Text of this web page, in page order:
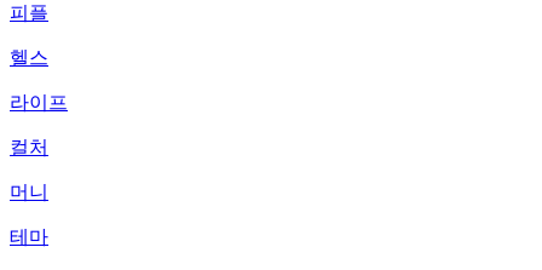
피플
헬스
라이프
컬처
머니
테마